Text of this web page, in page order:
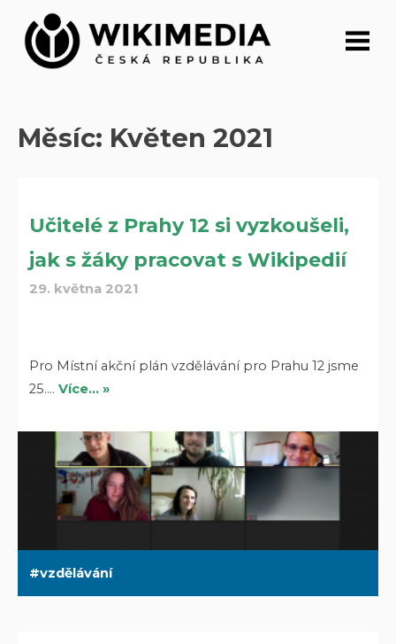
Přeskočit
obsah
Měsíc: Květen 2021
Učitelé z Prahy 12 si vyzkoušeli,
jak s žáky pracovat s Wikipedií
29. května 2021
Pro Místní akční plán vzdělávání pro Prahu 12 jsme
25.…Více… »
vzdělávání